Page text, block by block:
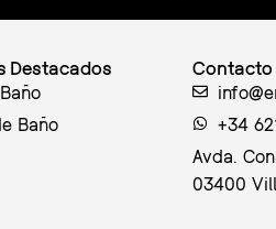
Destacados
Baño
Contacto
+34
Avda.
03400